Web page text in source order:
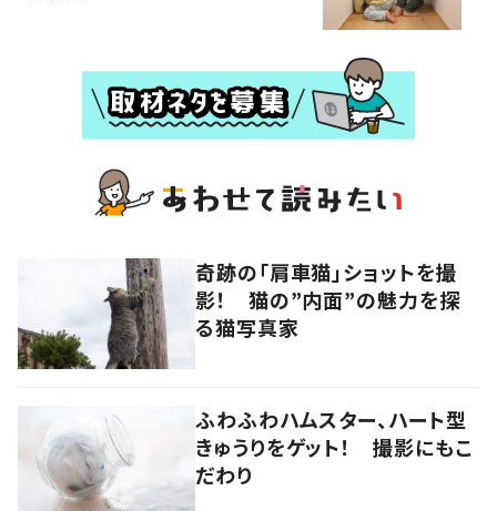
奇跡の「肩車猫」ショットを撮
影！ 猫の”内面”の魅力を探
る猫写真家
ふわふわハムスター、ハート型
きゅうりをゲット！ 撮影にもこ
だわり